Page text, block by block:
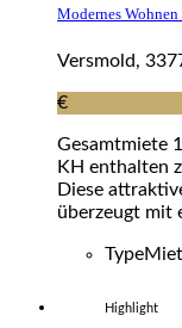
Modernes
Versmold,
€
Gesamtmiete
KH enthalten
Diese
überzeugt mit
Type
Highlight